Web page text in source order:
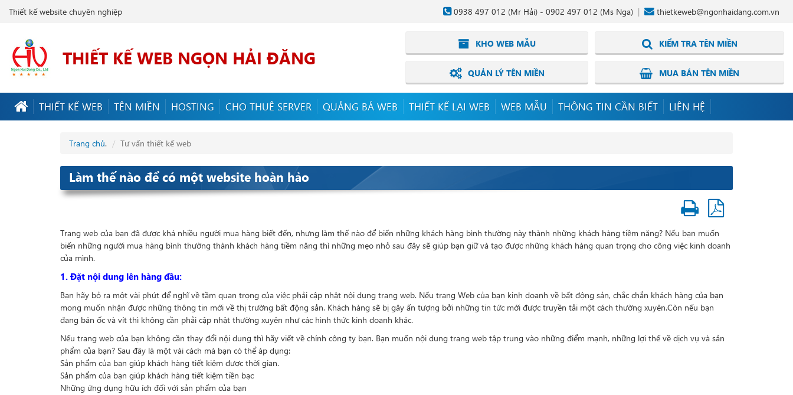
Thiết kế website chuyên nghiệp 0938 497 012 (Mr Hải) - 0902 497 012 (Ms Nga) thietkeweb@ngonhaidang.com.vn
THIẾT KẾ WEB NGỌN HẢI ĐĂNG
KHO WEB MẪU KIỂM TRA TÊN MIỀN
QUẢN LÝ TÊN MIỀN MUA BÁN TÊN MIỀN
THIẾT KẾ WEB TÊN MIỀN HOSTING CHO THUÊ SERVER QUẢNG BÁ WEB THIẾT KẾ LẠI WEB WEB MẪU THÔNG TIN CẦN BIẾT LIÊN HỆ
Trang chủ. Tư vấn thiết kế web
Làm thế nào để có một website hoàn hảo
Trang web của bạn đã được khá nhiều người mua hàng biết đến, nhưng làm thế nào để biến những khách hàng bình thường này thành những khách hàng tiềm năng? Nếu bạn muốn
biến những người mua hàng bình thường thành khách hàng tiềm năng thì những mẹo nhỏ sau đây sẽ giúp bạn giữ và tạo được những khách hàng quan trọng cho công việc kinh doanh
của mình.
1. Đặt nội dung lên hàng đầu:
Bạn hãy bỏ ra một vài phút để nghĩ về tầm quan trọng của việc phải cập nhật nội dung trang web. Nếu trang Web của bạn kinh doanh về bất động sản, chắc chắn khách hàng của bạn
mong muốn nhận được những thông tin mới về thị trường bất động sản. Khách hàng sẽ bị gây ấn tượng bởi những tin tức mới được truyền tải một cách thường xuyên.Còn nếu bạn
đang bán ốc và vít thì không cần phải cập nhật thường xuyên như các hình thức kinh doanh khác.
Nếu trang web của bạn không cần thay đổi nội dung thì hãy viết về chính công ty bạn. Bạn muốn nội dung trang web tập trung vào những điểm mạnh, những lợi thế về dịch vụ và sản
phẩm của bạn? Sau đây là một vài cách mà bạn có thể áp dụng:
Sản phẩm của bạn giúp khách hàng tiết kiệm được thời gian.
Sản phẩm của bạn giúp khách hàng tiết kiệm tiền bạc
Những ứng dụng hữu ích đối với sản phẩm của bạn